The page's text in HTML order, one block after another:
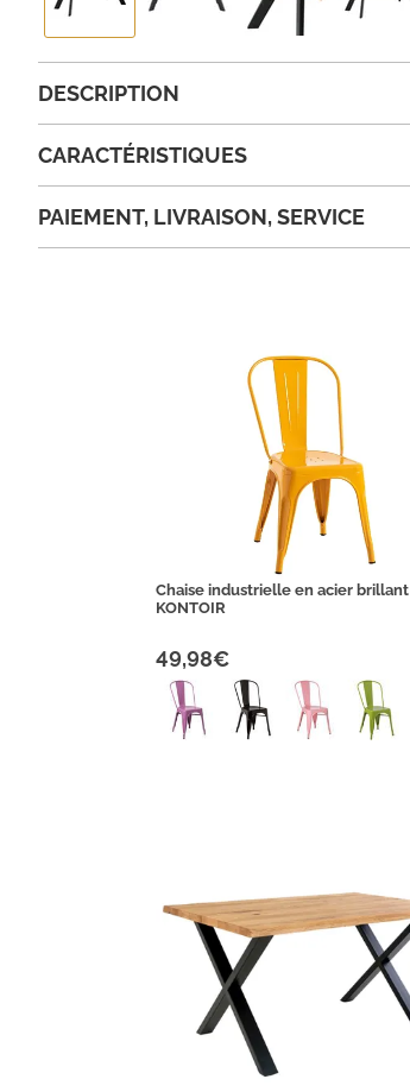
DESCRIPTION
CARACTÉRISTIQUES
PAIEMENT, LIVRAISON, SERVICE
Chaise industrielle en acier brillant
KONTOIR
49,98€